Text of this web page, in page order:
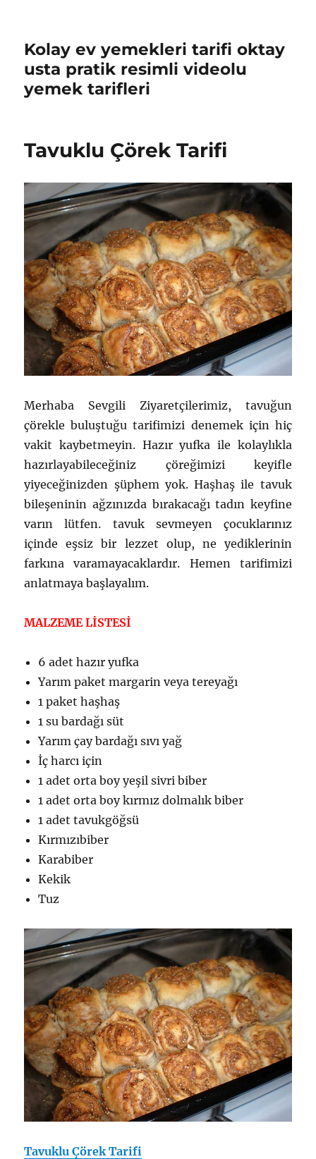
Kolay ev yemekleri tarifi oktay
usta pratik resimli videolu
yemek tarifleri
Tavuklu Çörek Tarifi
Merhaba Sevgili Ziyaretçilerimiz, tavuğun
çörekle buluştuğu tarifimizi denemek için hiç
vakit kaybetmeyin. Hazır yufka ile kolaylıkla
hazırlayabileceğiniz çöreğimizi keyifle
yiyeceğinizden şüphem yok. Haşhaş ile tavuk
bileşeninin ağzınızda bırakacağı tadın keyfine
varın lütfen. tavuk sevmeyen çocuklarınız
içinde eşsiz bir lezzet olup, ne yediklerinin
farkına varamayacaklardır. Hemen tarifimizi
anlatmaya başlayalım.
MALZEME LİSTESİ
6 adet hazır yufka
Yarım paket margarin veya tereyağı
1 paket haşhaş
1 su bardağı süt
Yarım çay bardağı sıvı yağ
İç harcı için
1 adet orta boy yeşil sivri biber
1 adet orta boy kırmız dolmalık biber
1 adet tavukgöğsü
Kırmızıbiber
Karabiber
Kekik
Tuz
Tavuklu Çörek Tarifi